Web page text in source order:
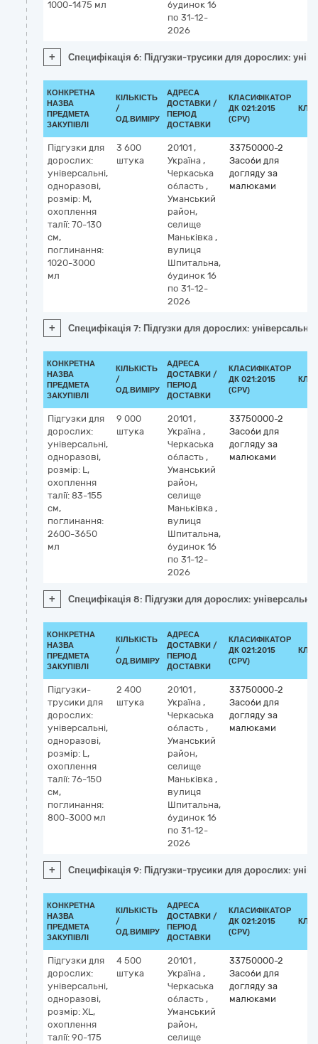
1000-1475 мл
будинок 16
по 31-12-
2026
+ Специфікація 6: Підгузки-трусики для дорослих:
КОНКРЕТНА
НАЗВА
ПРЕДМЕТА
ЗАКУПІВЛІ
КІЛЬКІСТЬ
/
ОД.ВИМІРУ
АДРЕСА
ДОСТАВКИ /
ПЕРІОД
ДОСТАВКИ
КЛАСИФІКАТОР
ДК 021:2015
(CPV)
Підгузки для
дорослих:
універсальні,
одноразові,
розмір: M,
охоплення
талії: 70-130
см,
поглинання:
1020-3000
мл
3 600
штука
20101 ,
Україна ,
Черкаська
область ,
Уманський
район,
селище
Маньківка ,
вулиця
Шпитальна,
будинок 16
по 31-12-
2026
33750000-2
Засоби для
догляду за
малюками
+ Специфікація 7: Підгузки для дорослих:
КОНКРЕТНА
НАЗВА
ПРЕДМЕТА
ЗАКУПІВЛІ
КІЛЬКІСТЬ
/
ОД.ВИМІРУ
АДРЕСА
ДОСТАВКИ /
ПЕРІОД
ДОСТАВКИ
КЛАСИФІКАТОР
ДК 021:2015
(CPV)
Підгузки для
дорослих:
універсальні,
одноразові,
розмір: L,
охоплення
талії: 83-155
см,
поглинання:
2600-3650
мл
9 000
штука
20101 ,
Україна ,
Черкаська
область ,
Уманський
район,
селище
Маньківка ,
вулиця
Шпитальна,
будинок 16
по 31-12-
2026
33750000-2
Засоби для
догляду за
малюками
+ Специфікація 8: Підгузки для дорослих:
КОНКРЕТНА
НАЗВА
ПРЕДМЕТА
ЗАКУПІВЛІ
КІЛЬКІСТЬ
/
ОД.ВИМІРУ
АДРЕСА
ДОСТАВКИ /
ПЕРІОД
ДОСТАВКИ
КЛАСИФІКАТОР
ДК 021:2015
(CPV)
Підгузки-
трусики для
дорослих:
універсальні,
одноразові,
розмір: L,
охоплення
талії: 76-150
см,
поглинання:
800-3000 мл
2 400
штука
20101 ,
Україна ,
Черкаська
область ,
Уманський
район,
селище
Маньківка ,
вулиця
Шпитальна,
будинок 16
по 31-12-
2026
33750000-2
Засоби для
догляду за
малюками
+ Специфікація 9: Підгузки-трусики для дорослих:
КОНКРЕТНА
НАЗВА
ПРЕДМЕТА
ЗАКУПІВЛІ
КІЛЬКІСТЬ
/
ОД.ВИМІРУ
АДРЕСА
ДОСТАВКИ /
ПЕРІОД
ДОСТАВКИ
КЛАСИФІКАТОР
ДК 021:2015
(CPV)
Підгузки для
дорослих:
універсальні,
одноразові,
розмір: XL,
охоплення
талії: 90-175
4 500
штука
20101 ,
Україна ,
Черкаська
область ,
Уманський
район,
селище
33750000-2
Засоби для
догляду за
малюками